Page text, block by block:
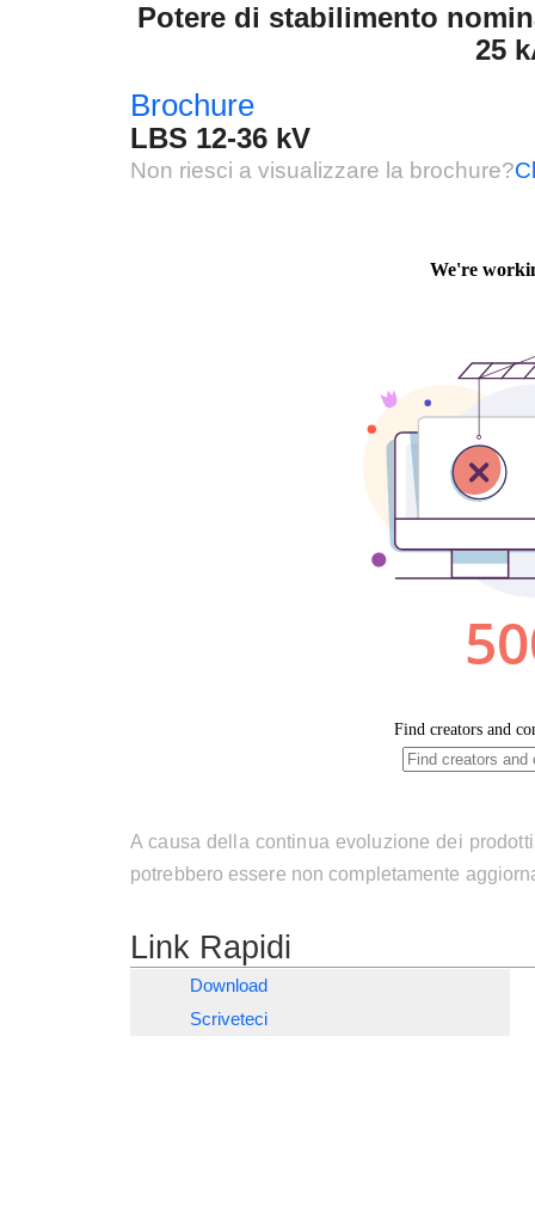
Potere di stabilimento
25
Brochure
LBS 12-36 kV
Non riesci a visualizzare la brochure?
A causa della continua evoluzione dei
potrebbero essere non completamente
Link Rapidi
Download
Scriveteci